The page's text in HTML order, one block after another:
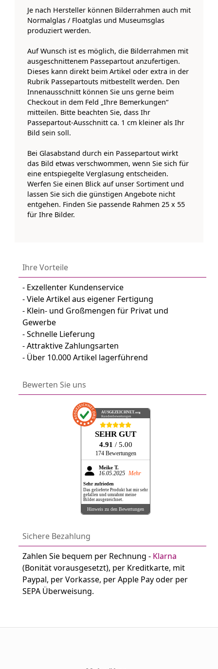
Ihre Vorteile
- Exzellenter Kundenservice
- Viele Artikel aus eigener Fertigung
- Klein- und Großmengen für Privat und
Gewerbe
- Schnelle Lieferung
- Attraktive Zahlungsarten
- Über 10.000 Artikel lagerführend
Bewerten Sie uns
AUSGEZEICHNET.org
Kundenbewertungen
SEHR GUT
4.91 / 5.00
174 Bewertungen
Meike T.
16.05.2025 Mehr
Sehr zufrieden
Das gelieferte Produkt hat mir sehr
gefallen und umrahmt meine
Bilder ausgezeichnet.
Hinweis zu den Bewertungen
Sichere Bezahlung
Zahlen Sie bequem per Rechnung - Klarna
(Bonität vorausgesetzt), per Kreditkarte, mit
Paypal, per Vorkasse, per Apple Pay oder per
SEPA Überweisung.
Je nach Hersteller können Bilderrahmen auch mit
Normalglas / Floatglas und Museumsglas
produziert werden.
Auf Wunsch ist es möglich, die Bilderrahmen mit
ausgeschnittenem Passepartout anzufertigen.
Dieses kann direkt beim Artikel oder extra in der
Rubrik Passepartouts mitbestellt werden. Den
Innenausschnitt können Sie uns gerne beim
Checkout in dem Feld „Ihre Bemerkungen“
mitteilen. Bitte beachten Sie, dass Ihr
Passepartout-Ausschnitt ca. 1 cm kleiner als Ihr
Bild sein soll.
Bei Glasabstand durch ein Passepartout wirkt
das Bild etwas verschwommen, wenn Sie sich für
eine entspiegelte Verglasung entscheiden.
Werfen Sie einen Blick auf unser Sortiment und
lassen Sie sich die günstigen Angebote nicht
entgehen. Finden Sie passende Rahmen 25 x 55
für Ihre Bilder.